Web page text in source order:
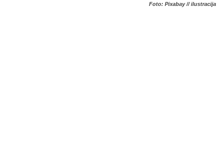
Foto: Pixabay // ilustracija